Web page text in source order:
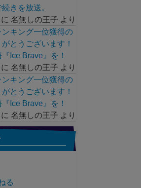
きを放送。
に 名無しの王子 より
キング一位獲得の
とうございます！
Ice Brave』を！
に 名無しの王子 より
キング一位獲得の
とうございます！
Ice Brave』を！
に 名無しの王子 より
る